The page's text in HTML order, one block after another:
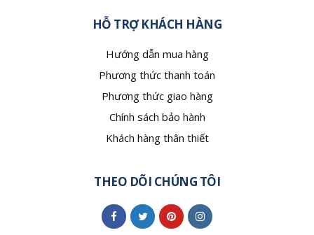
HỖ TRỢ KHÁCH HÀNG
Hướng dẫn mua hàng
Phương thức thanh toán
Phương thức giao hàng
Chính sách bảo hành
Khách hàng thân thiết
THEO DÕI CHÚNG TÔI